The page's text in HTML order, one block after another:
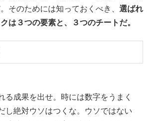
そのためには知っておくべき、 選ばれ
は３つの要素と、３つのチートだ。
る成果を出せ。時には数字をうまく
し絶対ウソはつくな。ウソではない